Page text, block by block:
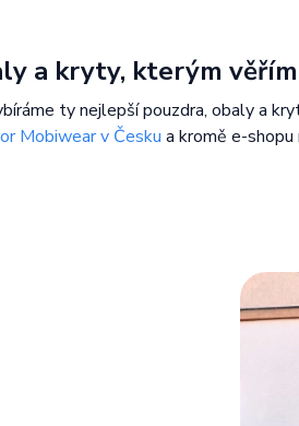
a kryty, kterým
ty nejlepší pouzdra, obaly a
Mobiwear v Česku a kromě e-shopu